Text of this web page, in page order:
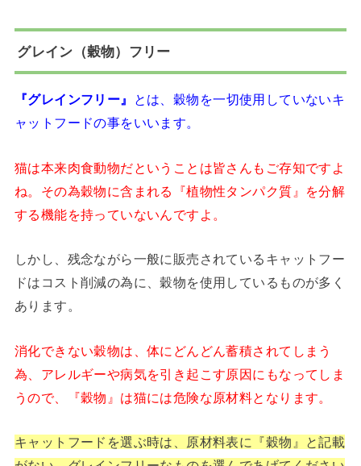
グレイン（穀物）フリー
『グレインフリー』
とは、穀物を一切使用していないキ
ャットフードの事をいいます。
猫は本来肉食動物だということは皆さんもご存知ですよ
ね。その為穀物に含まれる『植物性タンパク質』を分解
する機能を持っていないんですよ。
しかし、残念ながら一般に販売されているキャットフー
ドはコスト削減の為に、穀物を使用しているものが多く
あります。
消化できない穀物は、体にどんどん蓄積されてしまう
為、アレルギーや病気を引き起こす原因にもなってしま
うので、『穀物』は猫には危険な原材料となります。
キャットフードを選ぶ時は、原材料表に『穀物』と記載